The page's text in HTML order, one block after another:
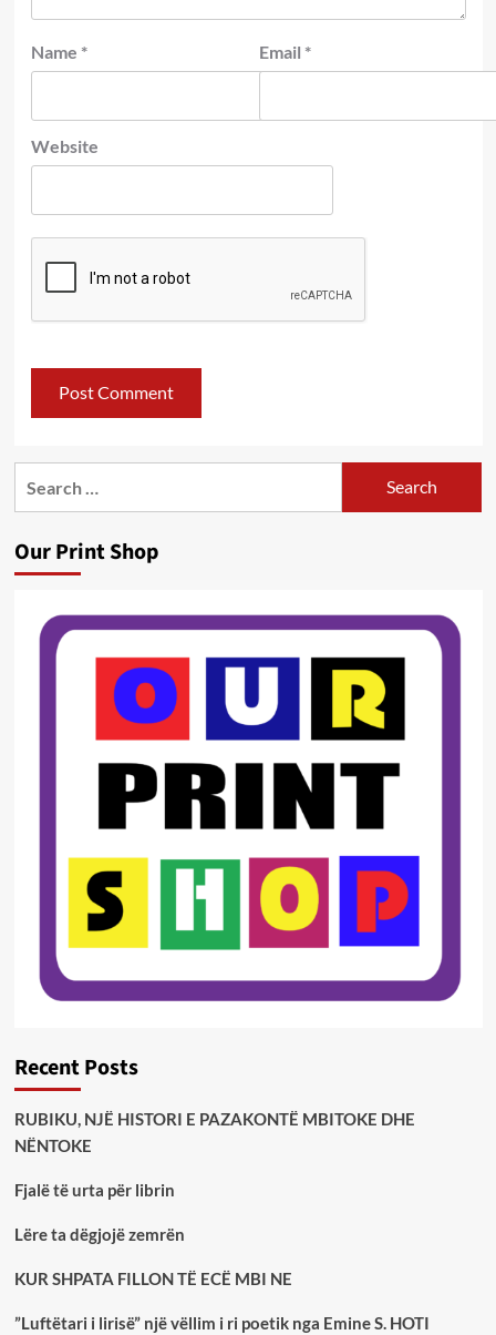
Name * Email *
Website
Our Print Shop
Recent Posts
RUBIKU, NJË HISTORI E PAZAKONTË MBITOKE DHE
NËNTOKE
Fjalë të urta për librin
Lëre ta dëgjojë zemrën
KUR SHPATA FILLON TË ECË MBI NE
”Luftëtari i lirisë” një vëllim i ri poetik nga Emine S. HOTI